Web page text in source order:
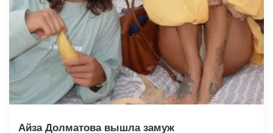
Айза Долматова вышла замуж